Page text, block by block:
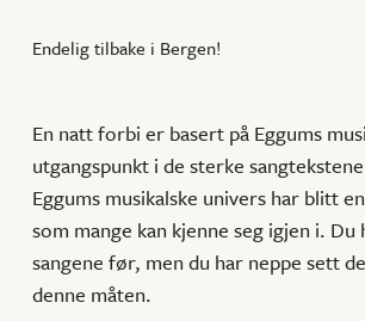
Endelig tilbake i Bergen!
En natt forbi er basert på Eggums
utgangspunkt i de sterke
Eggums musikalske univers har blitt
som mange kan kjenne seg igjen i.
sangene før, men du har neppe sett
denne måten.